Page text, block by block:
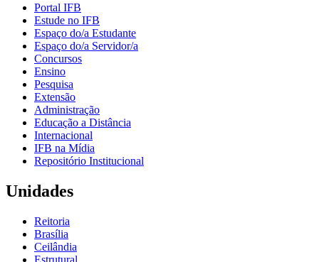
Portal IFB
Estude no IFB
Espaço do/a Estudante
Espaço do/a Servidor/a
Concursos
Ensino
Pesquisa
Extensão
Administração
Educação a Distância
Internacional
IFB na Mídia
Repositório Institucional
Unidades
Reitoria
Brasília
Ceilândia
Estrutural